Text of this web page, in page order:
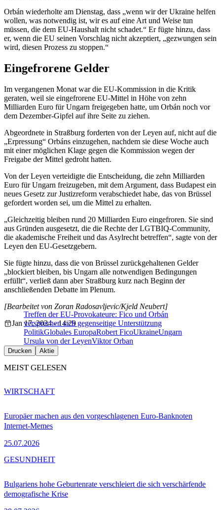
Orbán wiederholte am Dienstag, dass „wenn wir der Ukraine helfen
wollen, was notwendig ist, wir es auf eine Art und Weise tun
müssen, die dem EU-Haushalt nicht schadet.“ Er fügte hinzu, dass
er, wenn die EU seinen Vorschlag nicht akzeptiert, „gezwungen sein
wird, diesen Prozess zu stoppen.“
Eingefrorene Gelder
Im vergangenen Monat war die EU-Kommission in die Kritik
geraten, weil sie eingefrorene EU-Mittel in Höhe von zehn
Milliarden Euro für Ungarn freigegeben hatte, um Orbán noch vor
dem Dezember-Gipfel auf ihre Seite zu ziehen.
Abgeordnete in Straßburg forderten von der Leyen auf, nicht auf die
„Erpressung“ Orbáns einzugehen, nachdem sie diese Woche auch
mit einer möglichen Klage gegen die Kommission wegen der
Freigabe der Mittel gedroht hatten.
Von der Leyen verteidigte die Entscheidung, die zehn Milliarden
Euro für Ungarn freizugeben, mit dem Argument, dass Budapest ein
neues Gesetz zur Justizreform verabschiedet habe, das von Brüssel
gefordert worden sei, um die Mittel zu erhalten.
„Gleichzeitig bleiben rund 20 Milliarden Euro eingefroren. Sie sind
aus Gründen ausgesetzt, die die Rechte der LGTBIQ-Community,
die akademische Freiheit und das Asylrecht betreffen“, sagte von der
Leyen den EU-Gesetzgebern.
Sie fügte hinzu, dass die von Brüssel zurückgehaltenen Gelder
„blockiert bleiben, bis Ungarn alle notwendigen Bedingungen
erfüllt“, verließ dann aber Straßburg kurz nach Beginn der
anschließenden Debatte im Plenum.
Treffen der EU-Provokateure: Fico und Orbán
versprechen sich gegenseitige Unterstützung
[Bearbeitet von Zoran Radosavljevic/Kjeld Neubert]
Jan 17, 2024 - 14:29
PolitikGlobales EuropaRobert FicoUkraineUngarn
Ursula von der LeyenViktor Orban
Drucken Aktie
MEIST GELESEN
Europäer machen aus den vorgeschlagenen Euro-Banknoten
Internet-Memes
25.07.2026
WIRTSCHAFT
Bulgariens hohe Geburtenrate verschleiert die sich verschärfende
demografische Krise
GESUNDHEIT